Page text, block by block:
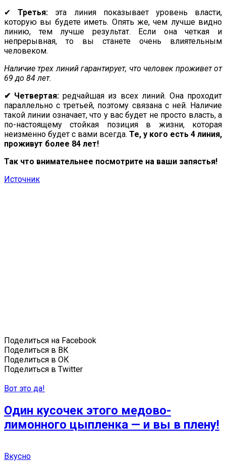
✔Третья: эта линия показывает уровень власти,
которую вы будете иметь. Опять же, чем лучше видно
линию, тем лучше результат. Если она четкая и
непрерывная, то вы станете очень влиятельным
человеком.
Наличие трех линий гарантирует, что человек проживет от
69 до 84 лет.
✔ Четвертая:редчайшая из всех линий. Она проходит
параллельно с третьей, поэтому связана с ней. Наличие
такой линии означает, что у вас будет не просто власть, а
по-настоящему стойкая позиция в жизни, которая
неизменно будет с вами всегда. Те, у кого есть 4 линия,
проживут более 84 лет!
Так что внимательнее посмотрите на ваши запястья!
Источник
Поделиться на Facebook
Поделиться в ВК
Поделиться в ОК
Поделиться в Twitter
Вот это да!
Один кусочек этого медово-
лимонного цыпленка — и вы в плену!
Вкусно